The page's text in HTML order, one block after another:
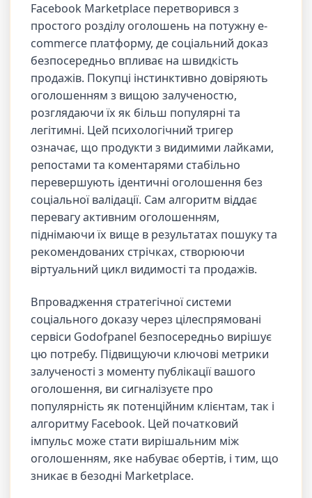
Facebook Marketplace перетворився з
простого розділу оголошень на потужну е-
commerce платформу, де соціальний доказ
безпосередньо впливає на швидкість
продажів. Покупці інстинктивно довіряють
оголошенням з вищою залученостю,
розглядаючи їх як більш популярні та
легітимні. Цей психологічний тригер
означає, що продукти з видимими лайками,
репостами та коментарями стабільно
перевершують ідентичні оголошення без
соціальної валідації. Сам алгоритм віддає
перевагу активним оголошенням,
піднімаючи їх вище в результатах пошуку та
рекомендованих стрічках, створюючи
віртуальний цикл видимості та продажів.
Впровадження стратегічної системи
соціального доказу через цілеспрямовані
сервіси Godofpanel безпосередньо вирішує
цю потребу. Підвищуючи ключові метрики
залученості з моменту публікації вашого
оголошення, ви сигналізуєте про
популярність як потенційним клієнтам, так і
алгоритму Facebook. Цей початковий
імпульс може стати вирішальним між
оголошенням, яке набуває обертів, і тим, що
зникає в безодні Marketplace.